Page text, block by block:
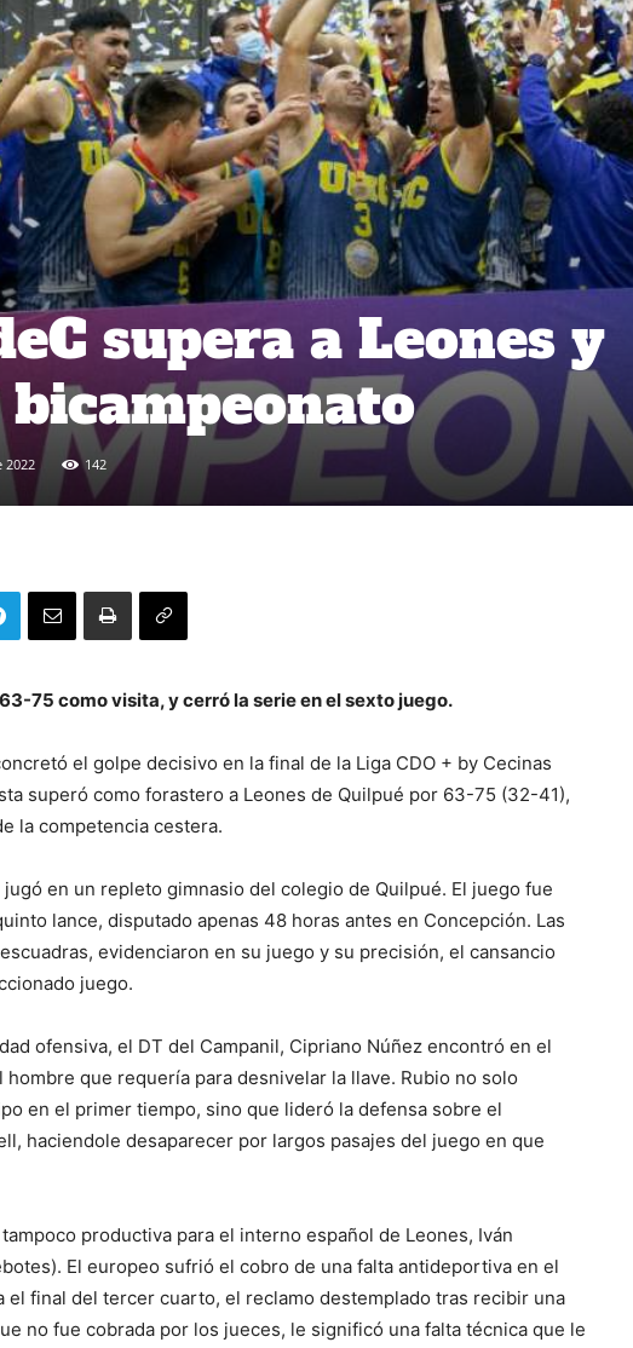
supera a Leones y
2022 142
75 como visita, y cerró la serie en el sexto juego.
el golpe decisivo en la final de la Liga CDO + by Cecinas
superó como forastero a Leones de Quilpué por 63-75 (32-41),
la competencia cestera.
en un repleto gimnasio del colegio de Quilpué. El juego fue
lance, disputado apenas 48 horas antes en Concepción. Las
evidenciaron en su juego y su precisión, el cansancio
juego.
ofensiva, el DT del Campanil, Cipriano Núñez encontró en el
que requería para desnivelar la llave. Rubio no solo
en el primer tiempo, sino que lideró la defensa sobre el
haciendole desaparecer por largos pasajes del juego en que
productiva para el interno español de Leones, Iván
El europeo sufrió el cobro de una falta antideportiva en el
el final del tercer cuarto, el reclamo destemplado tras recibir una
no fue cobrada por los jueces, le significó una falta técnica que le